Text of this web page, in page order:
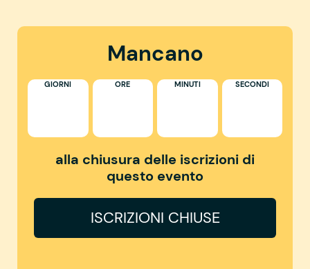
Mancano
GIORNI ORE MINUTI SECONDI
alla chiusura delle iscrizioni di
questo evento
ISCRIZIONI CHIUSE